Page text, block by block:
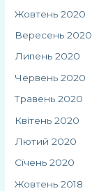
Жовтень 2020
Вересень 2020
Липень 2020
Червень 2020
Травень 2020
Квітень 2020
Лютий 2020
Січень 2020
Жовтень 2018